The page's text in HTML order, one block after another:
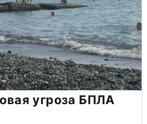
угроза БПЛА